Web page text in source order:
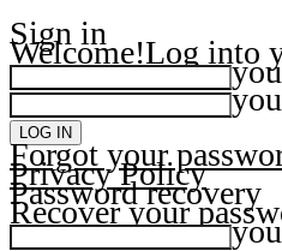
Sign in
Welcome!Log into
Forgot your
Privacy Policy
Password recovery
Recover your